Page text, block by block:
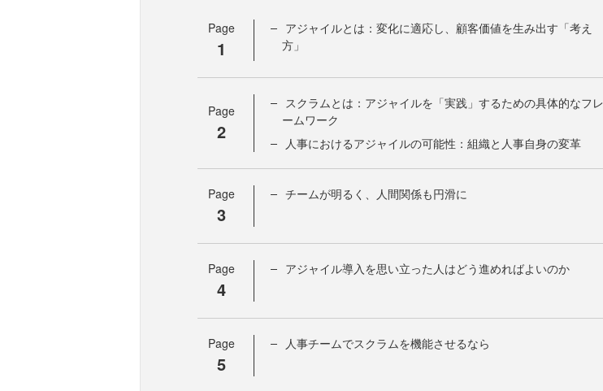
Page
1
アジャイルとは：変化に適応し、顧客価値を生み出す「考え
方」
Page
2
スクラムとは：アジャイルを「実践」するための具体的なフレ
ームワーク
人事におけるアジャイルの可能性：組織と人事自身の変革
Page
3
チームが明るく、人間関係も円滑に
Page
4
アジャイル導入を思い立った人はどう進めればよいのか
Page
5
人事チームでスクラムを機能させるなら